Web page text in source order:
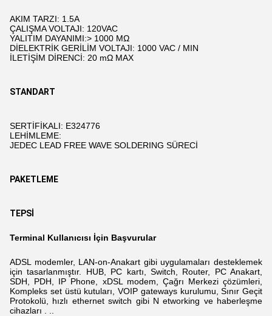
AKIM TARZI: 1.5A
ÇALIŞMA VOLTAJI: 120VAC
YALITIM DAYANIMI:> 1000 MΩ
DİELEKTRİK GERİLİM VOLTAJI: 1000 VAC / MIN
İLETİŞİM DİRENCİ: 20 mΩ MAX
STANDART
SERTİFİKALI: E324776
LEHİMLEME:
JEDEC LEAD FREE WAVE SOLDERING SÜRECİ
PAKETLEME
TEPSİ
Terminal Kullanıcısı İçin Başvurular
ADSL modemler, LAN-on-Anakart gibi uygulamaları desteklemek
için tasarlanmıştır. HUB, PC kartı, Switch, Router, PC Anakart,
SDH, PDH, IP Phone, xDSL modem,
Çağrı Merkezi çözümleri,
Kompleks set üstü kutuları, VOIP gateways kurulumu, Sınır Geçit
Protokolü, hızlı ethernet switch gibiNetworking ve haberleşme
cihazları